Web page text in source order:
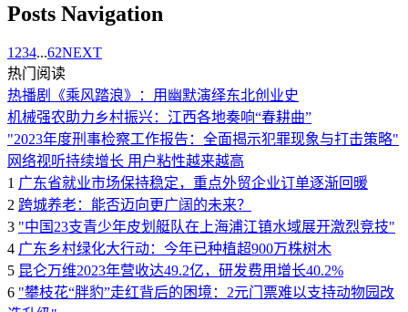
Posts Navigation
1 234...62NEXT
热门阅读
热播剧《乘风踏浪》：用幽默演绎东北创业史
机械强农助力乡村振兴：江西各地奏响“春耕曲”
"2023年度刑事检察工作报告：全面揭示犯罪现象与打击策略"
网络视听持续增长 用户粘性越来越高
1 广东省就业市场保持稳定，重点外贸企业订单逐渐回暖
2 跨城养老：能否迈向更广阔的未来？
3 "中国23支青少年皮划艇队在上海浦江镇水域展开激烈竞技"
4 广东乡村绿化大行动：今年已种植超900万株树木
5 昆仑万维2023年营收达49.2亿，研发费用增长40.2%
6 "攀枝花“胖豹”走红背后的困境：2元门票难以支持动物园改